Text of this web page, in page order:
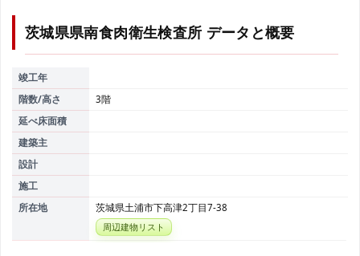
茨城県県南食肉衛生検査所 データと概要
竣工年
階数/高さ
3階
延べ床面積
建築主
設計
施工
所在地
茨城県土浦市下高津2丁目7-38
周辺建物リスト